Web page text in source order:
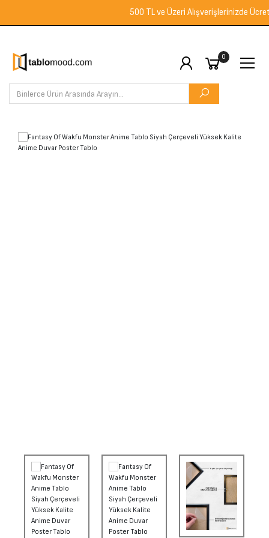
500 TL ve Üzeri Alışverişlerinizde Ücretsiz
0